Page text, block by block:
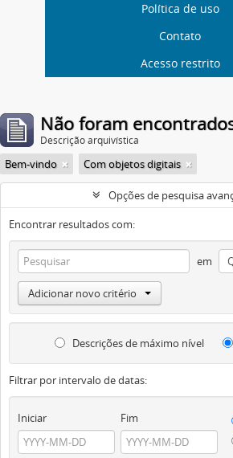
Política de uso
Contato
Acesso restrito
Não foram
Descrição arquivística
Bem-vindo Com objetos digitais
Opções de pesquisa
Encontrar resultados com:
em
Adicionar novo critério
Descrições de máximo nível
Filtrar por intervalo de datas:
Iniciar Fim